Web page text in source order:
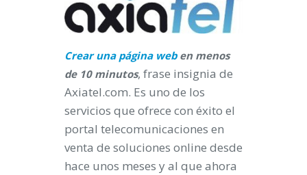
Crear una página web en menos
de 10 minutos, frase insignia de
Axiatel.com. Es uno de los
servicios que ofrece con éxito el
portal telecomunicaciones en
venta de soluciones online desde
hace unos meses y al que ahora